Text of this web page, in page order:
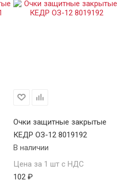
Очки защитные закрытые
КЕДР ОЗ-12 8019192
В наличии
Цена за 1 шт с НДС
102 ₽